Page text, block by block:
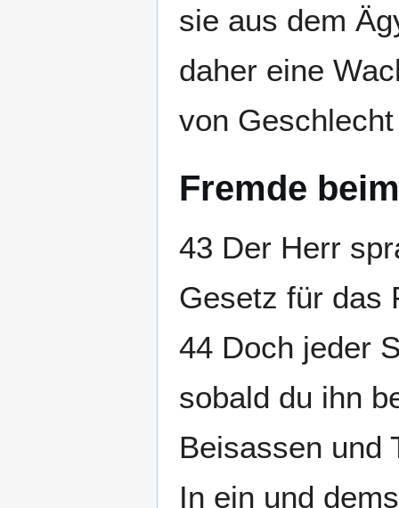
sie aus dem
daher eine
von
Fremde
43 Der Herr
Gesetz für das
44 Doch jeder
sobald du ihn
Beisassen und
In ein und